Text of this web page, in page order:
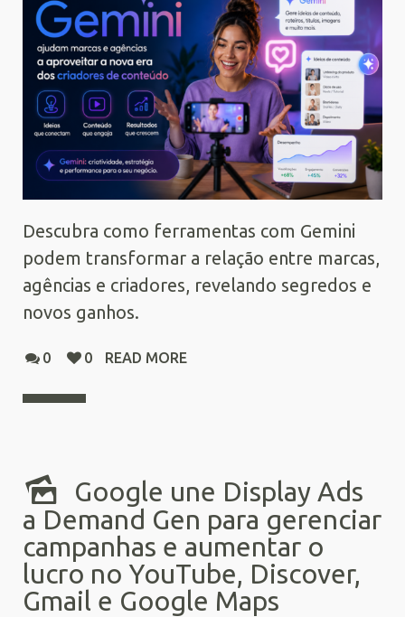
Descubra como ferramentas com Gemini
podem transformar a relação entre marcas,
agências e criadores, revelando segredos e
novos ganhos.
0 0 READ MORE
Google une Display Ads
a Demand Gen para gerenciar
campanhas e aumentar o
lucro no YouTube, Discover,
Gmail e Google Maps